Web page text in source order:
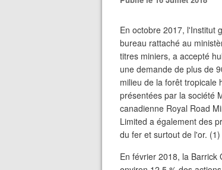
En octobre 2017, l'Institut
bureau rattaché au
titres miniers, a accepté
une demande de plus de
milieu de la forêt tropicale
présentées par la société
canadienne Royal Road
Limited a également des
du fer et surtout de l'or. (1)
En février 2018, la